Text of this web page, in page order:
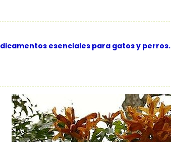
esenciales para gatos y perros.